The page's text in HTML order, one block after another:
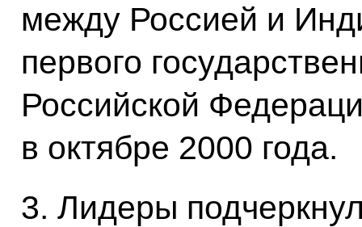
между Россией и
первого
Российской
в октябре 2000 года.
3. Лидеры